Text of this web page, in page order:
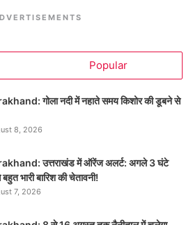
Popular
गोला नदी में नहाते समय किशोर की डूबने से
8, 2026
उत्तराखंड में ऑरेंज अलर्ट: अगले 3 घंटे
बहुत भारी बारिश की चेतावनी!
7, 2026